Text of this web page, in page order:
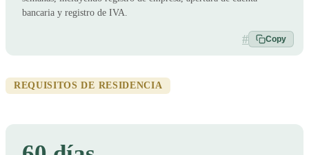
bancaria y registro de IVA.
# Copy
REQUISITOS DE RESIDENCIA